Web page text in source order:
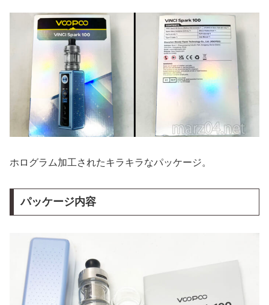
ホログラム加工されたキラキラなパッケージ。
パッケージ内容